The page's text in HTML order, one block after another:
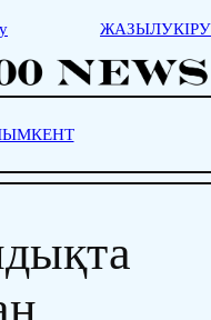
ЖАЗЫЛУКІРУ